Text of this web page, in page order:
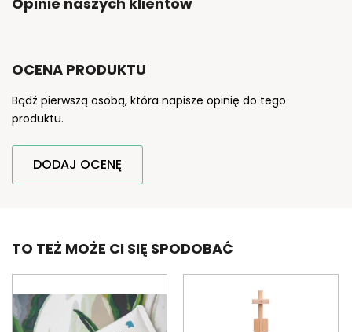
OCENA PRODUKTU
Bądź pierwszą osobą, która napisze opinię do tego
produktu.
DODAJ OCENĘ
TO TEŻ MOŻE CI SIĘ SPODOBAĆ